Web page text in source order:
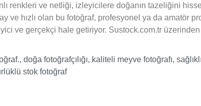
renkleri ve netliği, izleyicilere doğanın tazeliğini
ve hızlı olan bu fotoğraf, profesyonel ya da amatör
ve gerçekçi hale getiriyor. Sustock.com.tr
, doğa fotoğrafçılığı, kaliteli meyve fotoğrafı,
stok fotoğraf